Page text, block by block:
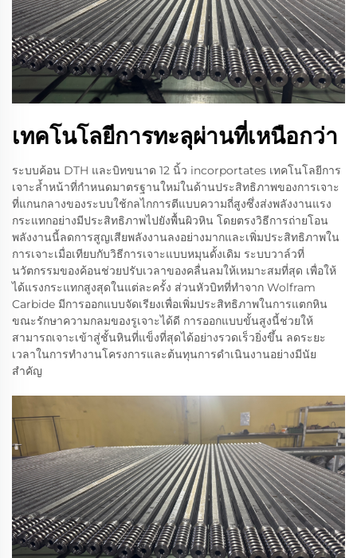
เทคโนโลยีการทะลุผ่านที่เหนือกว่า
ระบบค้อน DTH และบิทขนาด 12 นิ้ว incorportates เทคโนโลยีการ
เจาะล้ำหน้าที่กำหนดมาตรฐานใหม่ในด้านประสิทธิภาพของการเจาะ
ที่แกนกลางของระบบใช้กลไกการตีแบบความถี่สูงซึ่งส่งพลังงานแรง
กระแทกอย่างมีประสิทธิภาพไปยังพื้นผิวหิน โดยตรงวิธีการถ่ายโอน
พลังงานนี้ลดการสูญเสียพลังงานลงอย่างมากและเพิ่มประสิทธิภาพใน
การเจาะเมื่อเทียบกับวิธีการเจาะแบบหมุนดั้งเดิม ระบบวาล์วที่
นวัตกรรมของค้อนช่วยปรับเวลาของคลื่นลมให้เหมาะสมที่สุด เพื่อให้
ได้แรงกระแทกสูงสุดในแต่ละครั้ง ส่วนหัวบิทที่ทำจาก Wolfram
Carbide มีการออกแบบจัดเรียงเพื่อเพิ่มประสิทธิภาพในการแตกหิน
ขณะรักษาความกลมของรูเจาะได้ดี การออกแบบขั้นสูงนี้ช่วยให้
สามารถเจาะเข้าสู่ชั้นหินที่แข็งที่สุดได้อย่างรวดเร็วยิ่งขึ้น ลดระยะ
เวลาในการทำงานโครงการและต้นทุนการดำเนินงานอย่างมีนัย
สำคัญ